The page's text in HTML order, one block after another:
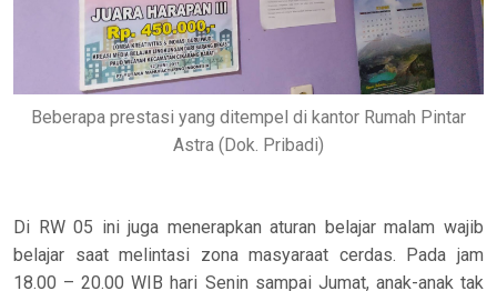
Beberapa prestasi yang ditempel di kantor Rumah Pintar
Astra (Dok. Pribadi)
Di RW 05 ini juga menerapkan aturan belajar malam wajib
belajar saat melintasi zona masyaraat cerdas. Pada jam
18.00 – 20.00 WIB hari Senin sampai Jumat, anak-anak tak